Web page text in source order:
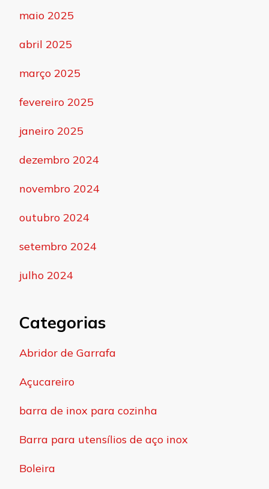
maio 2025
abril 2025
março 2025
fevereiro 2025
janeiro 2025
dezembro 2024
novembro 2024
outubro 2024
setembro 2024
julho 2024
Categorias
Abridor de Garrafa
Açucareiro
barra de inox para cozinha
Barra para utensílios de aço inox
Boleira